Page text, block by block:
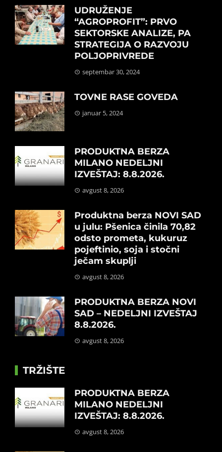
UDRUŽENJE
“AGROPROFIT”: PRVO
SEKTORSKE ANALIZE, PA
STRATEGIJA O RAZVOJU
POLJOPRIVREDE
septembar 30, 2024
TOVNE RASE GOVEDA
januar 5, 2024
PRODUKTNA BERZA
MILANO NEDELJNI
IZVEŠTAJ: 8.8.2026.
avgust 8, 2026
Produktna berza NOVI SAD
u julu: Pšenica činila 70,82
odsto prometa, kukuruz
pojeftinio, soja i stočni
ječam skuplji
avgust 8, 2026
PRODUKTNA BERZA NOVI
SAD – NEDELJNI IZVEŠTAJ
8.8.2026.
avgust 8, 2026
TRŽIŠTE
PRODUKTNA BERZA
MILANO NEDELJNI
IZVEŠTAJ: 8.8.2026.
avgust 8, 2026